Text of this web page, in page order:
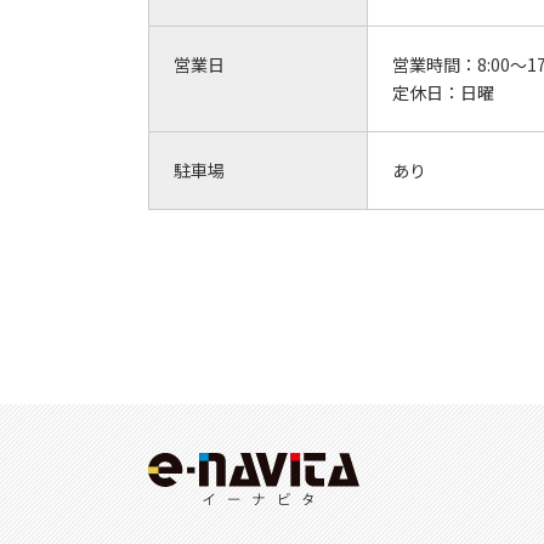
営業日 営業時間： 8:00～
定休日： 日曜
駐車場 あり